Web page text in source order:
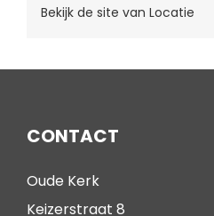
Bekijk de site van Locatie
CONTACT
Oude Kerk
Keizerstraat 8